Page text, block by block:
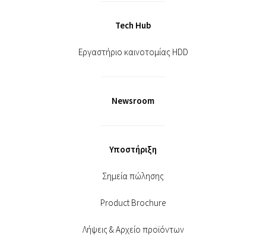
Tech Hub
Εργαστήριο καινοτομίας HDD
Newsroom
Υποστήριξη
Σημεία πώλησης
Product Brochure
Λήψεις & Αρχείο προϊόντων